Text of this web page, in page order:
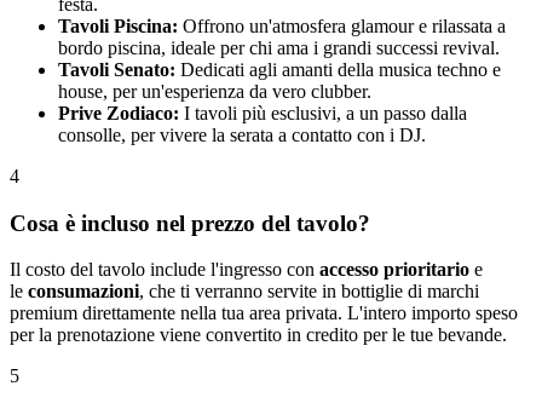
festa.
Tavoli Piscina: Offrono un'atmosfera glamour e rilassata a
bordo piscina, ideale per chi ama i grandi successi revival.
Tavoli Senato: Dedicati agli amanti della musica techno e
house, per un'esperienza da vero clubber.
Prive Zodiaco: I tavoli più esclusivi, a un passo dalla
consolle, per vivere la serata a contatto con i DJ.
4
Cosa è incluso nel prezzo del tavolo?
Il costo del tavolo include l'ingresso con accesso prioritario e
le consumazioni, che ti verranno servite in bottiglie di marchi
premium direttamente nella tua area privata. L'intero importo speso
per la prenotazione viene convertito in credito per le tue bevande.
5